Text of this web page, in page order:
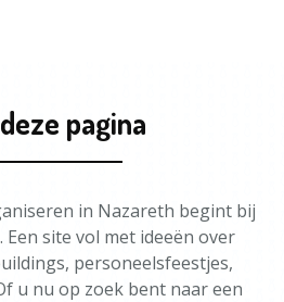
pagina
in Nazareth begint bij
Een site vol met ideeën over
personeelsfeestjes,
u nu op zoek bent naar een